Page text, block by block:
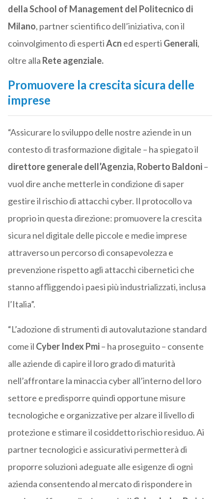
della School of Management del Politecnico di
Milano, partner scientifico dell’iniziativa, con il
coinvolgimento di espertiAcn ed esperti Generali,
oltre alla Rete agenziale.
Promuovere la crescita sicura delle
imprese
“Assicurare lo sviluppo delle nostre aziende in un
contesto di trasformazione digitale – ha spiegato il
direttore generale dell’Agenzia, Roberto Baldoni–
vuol dire anche metterle in condizione di saper
gestire il rischio di attacchi cyber. Il protocollo va
proprio in questa direzione: promuovere la crescita
sicura nel digitale delle piccole e medie imprese
attraverso un percorso di consapevolezza e
prevenzione rispetto agli attacchi cibernetici che
stanno affliggendo i paesi più industrializzati, inclusa
l’Italia”.
“L’adozione di strumenti di autovalutazione standard
come il Cyber Index Pmi– ha proseguito – consente
alle aziende di capire il loro grado di maturità
nell’affrontare la minaccia cyber all’interno del loro
settore e predisporre quindi opportune misure
tecnologiche e organizzative per alzare il livello di
protezione e stimare il cosiddetto rischio residuo. Ai
partner tecnologici e assicurativi permetterà di
proporre soluzioni adeguate alle esigenze di ogni
azienda consentendo al mercato di rispondere in